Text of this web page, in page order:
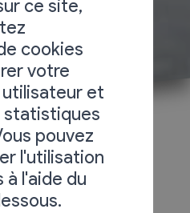
I
ce site,
cookies
votre
et
statistiques
pouvez
l'utilisation
à l'aide du